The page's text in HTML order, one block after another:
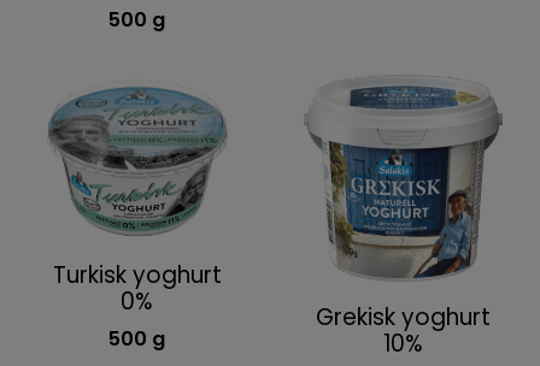
500 g
Turkisk yoghurt
0%
500 g
Grekisk yoghurt
10%